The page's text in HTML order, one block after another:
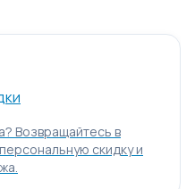
Возвращайтесь в
скидку и